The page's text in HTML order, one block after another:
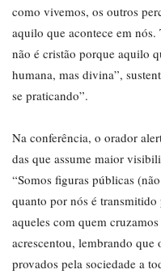
como vivemos, os outros
aquilo que acontece em nós.
não é cristão porque aquilo
humana, mas divina”,
se praticando”.
Na conferência, o orador
das que assume maior
“Somos figuras públicas
quanto por nós é
aqueles com quem
acrescentou, lembrando que
provados pela sociedade a